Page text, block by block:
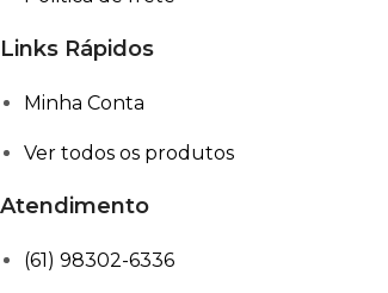
Links Rápidos
Minha Conta
Ver todos os produtos
Atendimento
(61) 98302-6336